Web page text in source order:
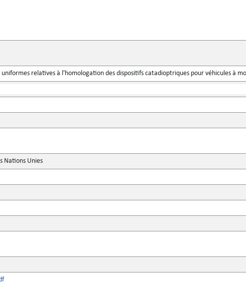
uniformes relatives à l'homologation des dispositifs catadioptriques pour véhicules à
Nations Unies